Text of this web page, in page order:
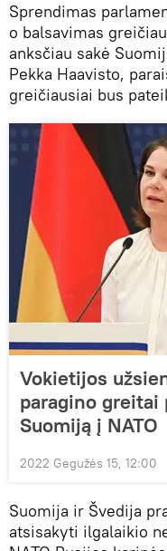
Sprendimas
o balsavimas
anksčiau sakė
Pekka Haavisto,
greičiausiai bus
Vokietijos
paragino
Suomiją į NATO
2022 Gegužės 15, 12:00
Suomija ir Švedija
atsisakyti ilgalaikio